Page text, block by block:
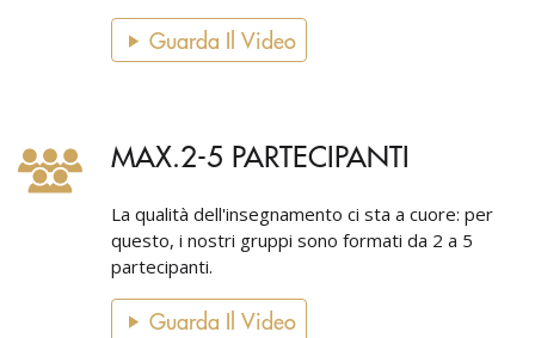
Guarda Il Video
MAX.2-5 PARTECIPANTI
La qualità dell'insegnamento ci sta a cuore: per
questo, i nostri gruppi sono formati da 2 a 5
partecipanti.
Guarda Il Video